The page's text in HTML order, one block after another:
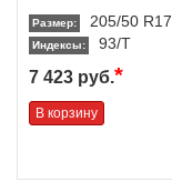
Размер: 205/50 R17
Индексы: 93/T
7 423 руб.*
В корзину